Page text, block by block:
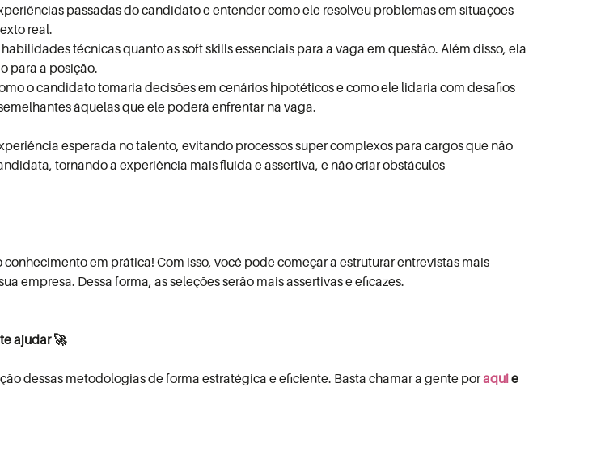
passadas do candidato e entender como ele resolveu problemas em situações
real.
técnicas quanto as soft skills essenciais para a vaga em questão. Além disso, ela
para a posição.
o candidato tomaria decisões em cenários hipotéticos e como ele lidaria com desafios
àquelas que ele poderá enfrentar na vaga.
esperada no talento, evitando processos super complexos para cargos que não
tornando a experiência mais fluida e assertiva, e não criar obstáculos
em prática! Com isso, você pode começar a estruturar entrevistas mais
empresa. Dessa forma, as seleções serão mais assertivas e eficazes.
ajudar 🚀
dessas metodologias de forma estratégica e eficiente. Basta chamar a gente poraquie